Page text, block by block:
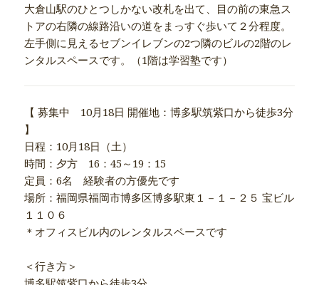
大倉山駅のひとつしかない改札を出て、目の前の東急ス
トアの右隣の線路沿いの道をまっすぐ歩いて２分程度。
左手側に見えるセブンイレブンの2つ隣のビルの2階のレ
ンタルスペースです。（1階は学習塾です）
【 募集中 10月18日 開催地：博多駅筑紫口から徒歩3分
】
日程：10月18日（土）
時間：夕方 16：45～19：15
定員：6名 経験者の方優先です
場所：福岡県福岡市博多区博多駅東１－１－２５ 宝ビル
１１０６
＊オフィスビル内のレンタルスペースです
＜行き方＞